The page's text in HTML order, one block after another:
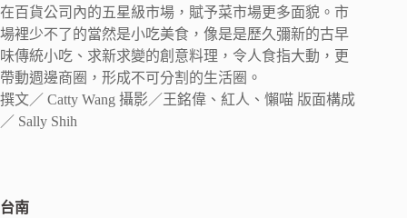
在百貨公司內的五星級市場，賦予菜市場更多面貌。市
場裡少不了的當然是小吃美食，像是是歷久彌新的古早
味傳統小吃、求新求變的創意料理，令人食指大動，更
帶動週邊商圈，形成不可分割的生活圈。
撰文／ Catty Wang 攝影／王銘偉、紅人、懶喵 版面構成
／ Sally Shih
台南